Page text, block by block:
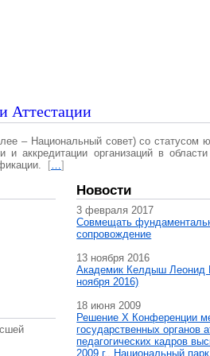
Аттестации
– Национальный совет) со статусом
и аккредитации организаций в
[…]
Новости
3 февраля 2017
Совмещать
сопровождение
13 ноября 2016
Академик Келдыш Леонид
ноября 2016)
18 июня 2009
Решение X Конференции
государственных органов
педагогических кадров
2009 г., Национальный